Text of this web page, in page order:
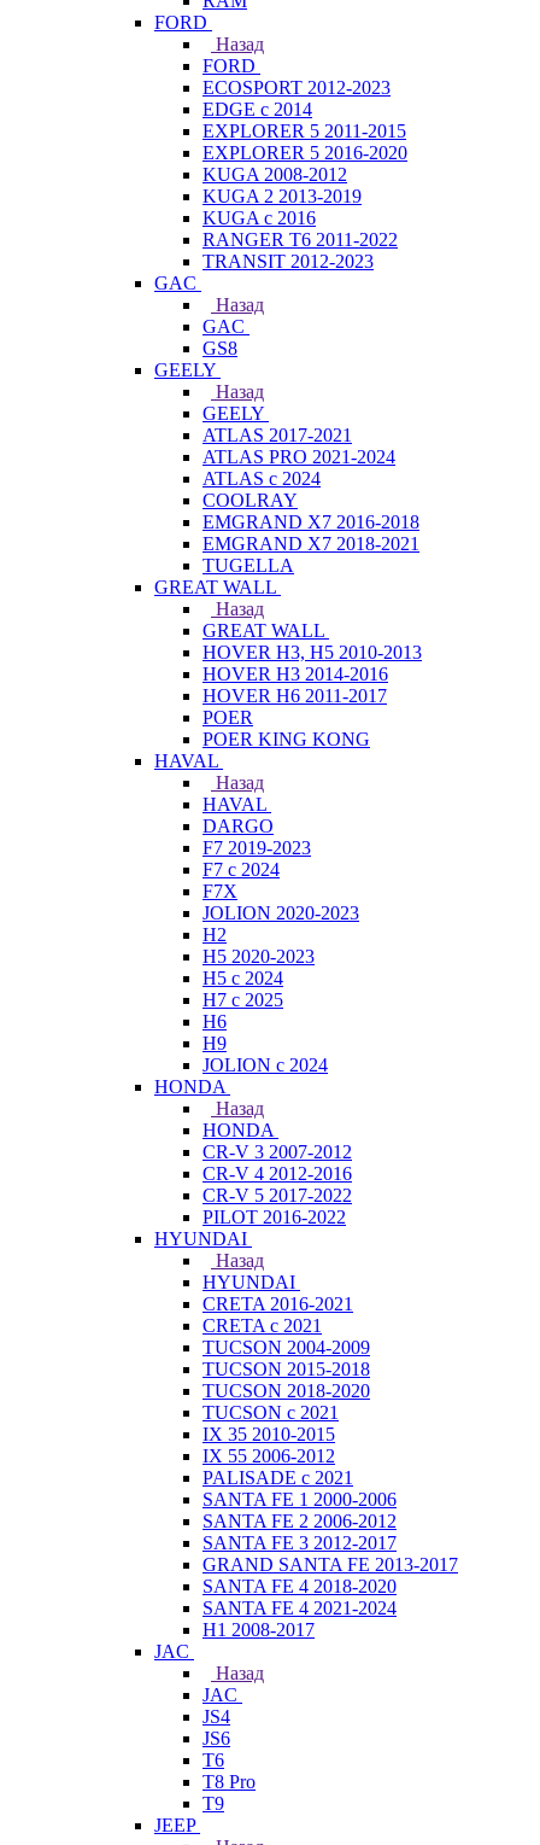
FORD
Назад
FORD
ECOSPORT 2012-2023
EDGE c 2014
EXPLORER 5 2011-2015
EXPLORER 5 2016-2020
KUGA 2008-2012
KUGA 2 2013-2019
KUGA с 2016
RANGER T6 2011-2022
TRANSIT 2012-2023
GAC
Назад
GAC
GS8
GEELY
Назад
GEELY
ATLAS 2017-2021
ATLAS PRO 2021-2024
ATLAS с 2024
COOLRAY
EMGRAND X7 2016-2018
EMGRAND X7 2018-2021
TUGELLA
GREAT WALL
Назад
GREAT WALL
HOVER H3, H5 2010-2013
HOVER H3 2014-2016
HOVER H6 2011-2017
POER
POER KING KONG
HAVAL
Назад
HAVAL
DARGO
F7 2019-2023
F7 с 2024
F7X
JOLION 2020-2023
H2
H5 2020-2023
H5 с 2024
H7 с 2025
H6
H9
JOLION с 2024
HONDA
Назад
HONDA
CR-V 3 2007-2012
CR-V 4 2012-2016
CR-V 5 2017-2022
PILOT 2016-2022
HYUNDAI
Назад
HYUNDAI
CRETA 2016-2021
CRETA с 2021
TUCSON 2004-2009
TUCSON 2015-2018
TUCSON 2018-2020
TUCSON с 2021
IX 35 2010-2015
IX 55 2006-2012
PALISADE с 2021
SANTA FE 1 2000-2006
SANTA FE 2 2006-2012
SANTA FE 3 2012-2017
GRAND SANTA FE 2013-2017
SANTA FE 4 2018-2020
SANTA FE 4 2021-2024
H1 2008-2017
JAC
Назад
JAC
JS4
JS6
T6
T8 Pro
T9
JEEP